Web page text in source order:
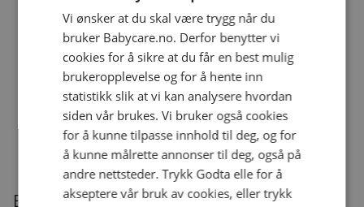
Pufferfish / Sandy
kr 429,00 kr 343,20
Matboks, Liewood, Arthur,
Vehicles/Dove Blue Mix
kr 499,00 kr 399,20
Beskrivelse
Vi ønsker at du skal være trygg når du
bruker Babycare.no. Derfor benytter vi
cookies for å sikre at du får en best mulig
brukeropplevelse og for å hente inn
statistikk slik at vi kan analysere hvordan
siden vår brukes. Vi bruker også cookies
for å kunne tilpasse innhold til deg, og for
å kunne målrette annonser til deg, også på
andre nettsteder. Trykk Godta elle for å
akseptere vår bruk av cookies, eller trykk